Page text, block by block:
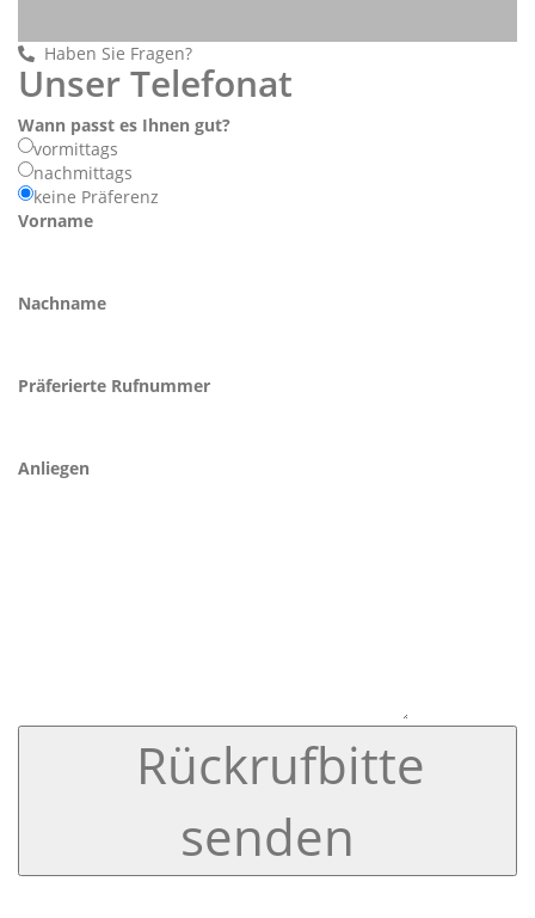
Haben Sie Fragen?
Unser Telefonat
Wann passt es Ihnen gut?
vormittags
nachmittags
keine Präferenz
Vorname
Nachname
Präferierte Rufnummer
Anliegen
Rückrufbitte
senden